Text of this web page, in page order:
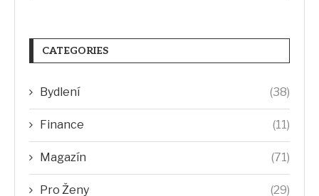
CATEGORIES
Bydlení (38)
Finance (11)
Magazín (71)
Pro Ženy (29)